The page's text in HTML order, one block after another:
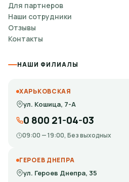
Для партнеров
Наши сотрудники
Отзывы
Контакты
НАШИ ФИЛИАЛЫ
ХАРЬКОВСКАЯ
ул. Кошица, 7-А
0 800 21-04-03
09:00 — 19:00, Без выходных
ГЕРОЕВ ДНЕПРА
ул. Героев Днепра, 35